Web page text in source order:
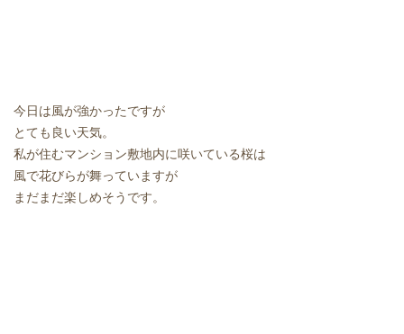
今日は風が強かったですが
とても良い天気。
私が住むマンション敷地内に咲いている桜は
風で花びらが舞っていますが
まだまだ楽しめそうです。